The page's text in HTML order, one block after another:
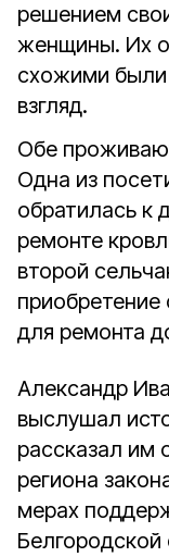
решением
женщины. Их
схожими
взгляд.
Обе
Одна из
обратилась к
ремонте
второй
для ремонта
Александр
выслушал
рассказал им
региона
мерах
Белгородской